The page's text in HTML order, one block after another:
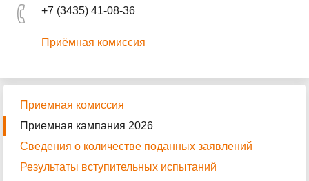
+7 (3435) 41-08-36
Приёмная комиссия
Приемная комиссия
Приемная кампания 2026
Сведения о количестве поданных заявлений
Результаты вступительных испытаний